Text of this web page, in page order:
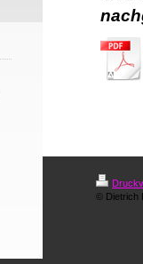
© Dietrich